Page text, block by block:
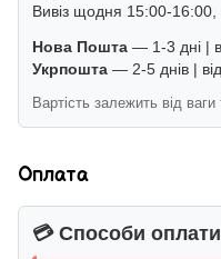
Вивіз щодня 15:00-16:00,
Нова Пошта — 1-3 дні |
Укрпошта — 2-5 днів |
Вартість залежить від ваги
Оплата
💳 Способи оплати